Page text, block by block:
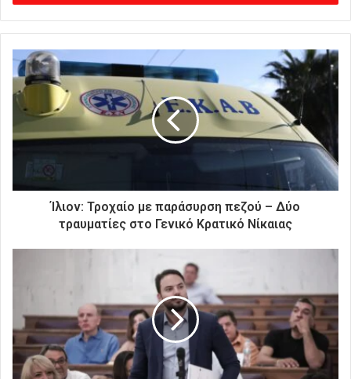
γ
ε
ε
τ
η
λ
τ
ς
δ
Ίλιον: Τροχαίο με παράσυρση πεζού – Δύο
τραυματίες στο Γενικό Κρατικό Νίκαιας